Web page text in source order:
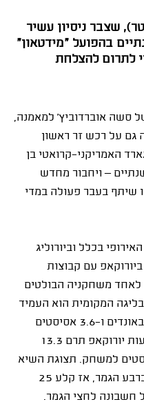
האמריקני (31, 1.93 מטר), שצבר ניסיון עשיר
בהפועל "מידטאון"
לתרום להצלחת
סשה אוברדוביץ' למאמנה,
גם על רכש זר ראשון
הגארד האמריקני־קרואטי בן
חתם לשנתיים – ויחבור מחדש
שיתף בעבר פעולה במדי
בכלל וביורוליג
עם קבוצות
לאחד משחקניה הבולטים
ב־28 משחקים בליגה המקומית הוא העמיד
ממוצעים של 12.2 נקודות, 2.6 ריבאונדים ו־3.6 אסיסטים
ב־26.5 דקות לערב – וב־22 הופעות יורוקאפ תרם 13.3
2.0 ריבאונדים ו־3.1 אסיסטים למשחק. תצוגת השיא
שלו במפעל הייתה מול ירושלים ברבע הגמר, אז קלע 25
חשבונה לחצי הגמר.